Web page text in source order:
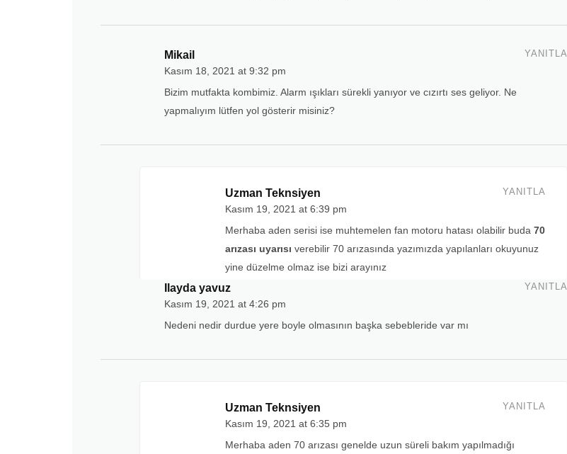
Mikail
Kasım 18, 2021 at 9:32 pm
YANITLA
Bizim mutfakta kombimiz. Alarm ışıkları sürekli yanıyor ve cızırtı ses geliyor. Ne
yapmalıyım lütfen yol gösterir misiniz?
Uzman Teknsiyen
Kasım 19, 2021 at 6:39 pm
YANITLA
Merhaba aden serisi ise muhtemelen fan motoru hatası olabilir buda 70
arızası uyarısı verebilir 70 arızasında yazımızda yapılanları okuyunuz
yine düzelme olmaz ise bizi arayınız
Ilayda yavuz
Kasım 19, 2021 at 4:26 pm
YANITLA
Nedeni nedir durdue yere boyle olmasının başka sebebleride var mı
Uzman Teknsiyen
Kasım 19, 2021 at 6:35 pm
YANITLA
Merhaba aden 70 arızası genelde uzun süreli bakım yapılmadığı